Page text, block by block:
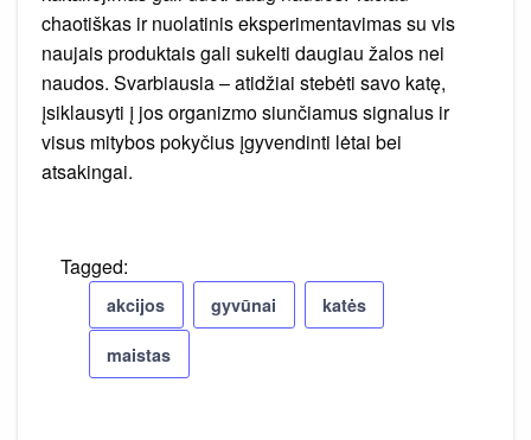
chaotiškas ir nuolatinis eksperimentavimas su vis
naujais produktais gali sukelti daugiau žalos nei
naudos. Svarbiausia – atidžiai stebėti savo katę,
įsiklausyti į jos organizmo siunčiamus signalus ir
visus mitybos pokyčius įgyvendinti lėtai bei
atsakingai.
Tagged:
akcijos gyvūnai katės
maistas